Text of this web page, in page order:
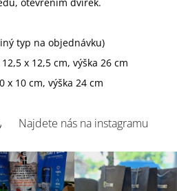
typ na objednávku)
x 12,5 cm, výška 26 cm
x 10 cm, výška 24 cm
Najdete nás na instagramu